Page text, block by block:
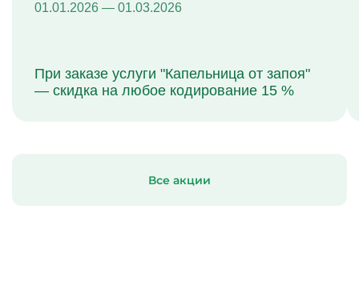
01.01.2026 — 01.03.2026
При заказе услуги "Капельница от запоя"
— скидка на любое кодирование 15 %
Все акции